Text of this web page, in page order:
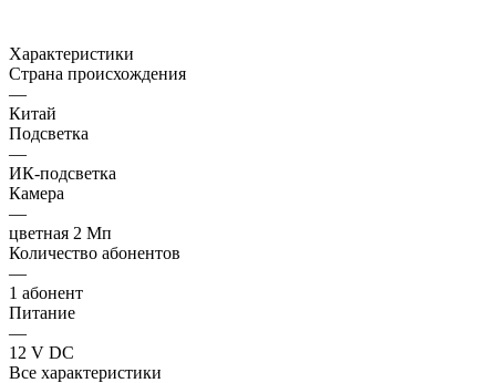
Характеристики
Страна происхождения
—
Китай
Подсветка
—
ИК-подсветка
Камера
—
цветная 2 Мп
Количество абонентов
—
1 абонент
Питание
—
12 V DC
Все характеристики